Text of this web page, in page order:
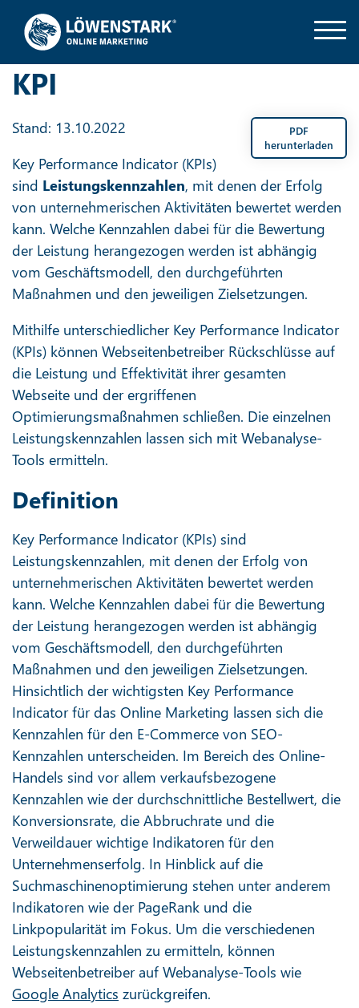
KPI
PDF
herunterladen
Stand: 13.10.2022
Key Performance Indicator (KPIs)
sind Leistungskennzahlen, mit denen der Erfolg
von unternehmerischen Aktivitäten bewertet werden
kann. Welche Kennzahlen dabei für die Bewertung
der Leistung herangezogen werden ist abhängig
vom Geschäftsmodell, den durchgeführten
Maßnahmen und den jeweiligen Zielsetzungen.
Mithilfe unterschiedlicher Key Performance Indicator
(KPIs) können Webseitenbetreiber Rückschlüsse auf
die Leistung und Effektivität ihrer gesamten
Webseite und der ergriffenen
Optimierungsmaßnahmen schließen. Die einzelnen
Leistungskennzahlen lassen sich mit Webanalyse-
Tools ermitteln.
Definition
Key Performance Indicator (KPIs) sind
Leistungskennzahlen, mit denen der Erfolg von
unternehmerischen Aktivitäten bewertet werden
kann. Welche Kennzahlen dabei für die Bewertung
der Leistung herangezogen werden ist abhängig
vom Geschäftsmodell, den durchgeführten
Maßnahmen und den jeweiligen Zielsetzungen.
Hinsichtlich der wichtigsten Key Performance
Indicator für das Online Marketing lassen sich die
Kennzahlen für den E-Commerce von SEO-
Kennzahlen unterscheiden. Im Bereich des Online-
Handels sind vor allem verkaufsbezogene
Kennzahlen wie der durchschnittliche Bestellwert, die
Konversionsrate, die Abbruchrate und die
Verweildauer wichtige Indikatoren für den
Unternehmenserfolg. In Hinblick auf die
Suchmaschinenoptimierung stehen unter anderem
Indikatoren wie der PageRank und die
Linkpopularität im Fokus. Um die verschiedenen
Leistungskennzahlen zu ermitteln, können
Webseitenbetreiber auf Webanalyse-Tools wie
Google Analytics zurückgreifen.